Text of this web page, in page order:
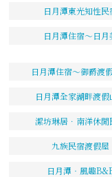
日月潭東光知性民
日月潭住宿～日月
日月潭住宿～御爵渡
日月潭全家湖畔渡假
潔坊琳居．南洋休閒
九族民宿渡假屋
日月潭‧風趣